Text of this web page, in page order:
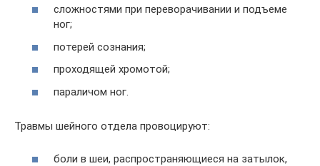
сложностями при переворачивании и подъеме
ног;
потерей сознания;
проходящей хромотой;
параличом ног.
Травмы шейного отдела провоцируют:
боли в шеи, распространяющиеся на затылок,